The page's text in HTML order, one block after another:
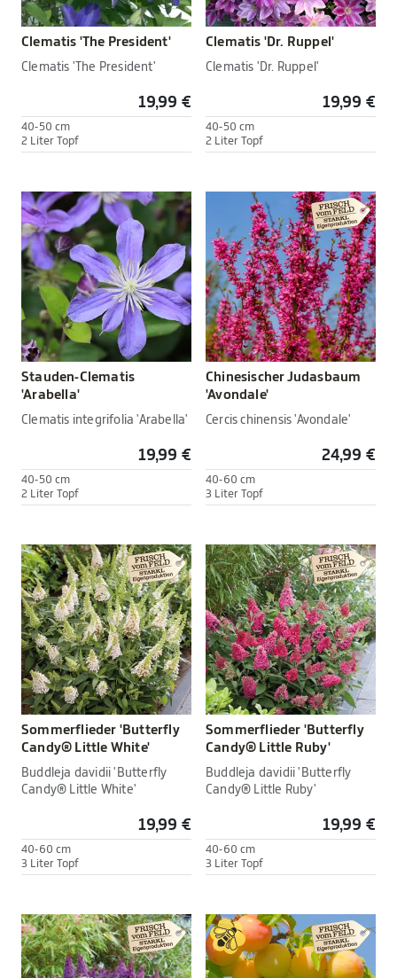
Clematis 'The President'
Clematis 'The President'
19,99 €
40-50 cm
2 Liter Topf
Clematis 'Dr. Ruppel'
Clematis 'Dr. Ruppel'
19,99 €
40-50 cm
2 Liter Topf
Stauden-Clematis
'Arabella'
Clematis integrifolia 'Arabella'
19,99 €
40-50 cm
2 Liter Topf
Chinesischer Judasbaum
'Avondale'
Cercis chinensis 'Avondale'
24,99 €
40-60 cm
3 Liter Topf
Sommerflieder 'Butterfly
Candy® Little White'
Buddleja davidii 'Butterfly
Candy® Little White'
19,99 €
40-60 cm
3 Liter Topf
Sommerflieder 'Butterfly
Candy® Little Ruby'
Buddleja davidii 'Butterfly
Candy® Little Ruby'
19,99 €
40-60 cm
3 Liter Topf